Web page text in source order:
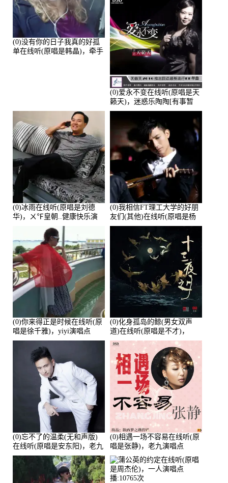
(0)没有你的日子我真的好孤
单在线听(原唱是韩晶)，牵手
(0)爱永不变在线听(原唱是天
籁天)，迷惑乐陶陶[有事暂
离]演唱点播:27678次
(0)冰雨在线听(原唱是刘德
华)，ㄨ℉皇朝..健康快乐演
(0)我相信FT理工大学的好朋
友们(其他)在线听(原唱是杨
培安)，老乔演唱点播:23714
(0)你来得正是时候在线听(原
唱是徐千雅)，yiyi演唱点
播:21991次
(0)化身孤岛的鲸(男女双声
道)在线听(原唱是不才)，
HGBai演唱点播:19428次
(0)忘不了的温柔(无和声版)
在线听(原唱是安东阳)，老九
演唱点播:17392次
(0)相遇一场不容易在线听(原
唱是张静)，老九演唱点
播:11453次